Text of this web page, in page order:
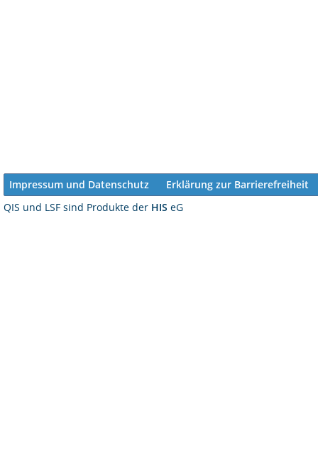
Impressum und Datenschutz
Erklärung zur Barrierefreiheit
QIS und LSF sind Produkte der HIS eG